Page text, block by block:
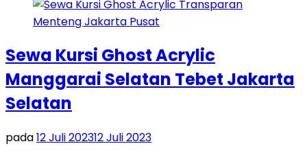
Sewa Kursi Ghost Acrylic
Manggarai Selatan Tebet Jakarta
Selatan
pada12 Juli 202312 Juli 2023